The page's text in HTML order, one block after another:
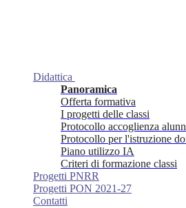
Didattica
Panoramica
Offerta formativa
I progetti delle classi
Protocollo accoglienza
Protocollo per l'istruzione
Piano utilizzo IA
Criteri di formazione classi
Progetti PNRR
Progetti PON 2021-27
Contatti